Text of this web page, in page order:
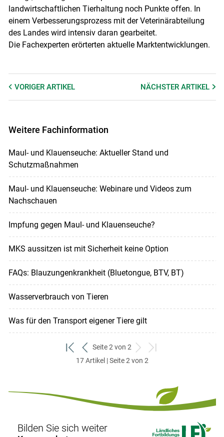
landwirtschaftlichen Tierhaltung noch Punkte offen. In
einem Verbesserungsprozess mit der Veterinärabteilung
des Landes wird intensiv daran gearbeitet.
Die Fachexperten erörterten aktuelle Marktentwicklungen.
VORIGER ARTIKEL NÄCHSTERARTIKEL
Weitere Fachinformation
Maul- und Klauenseuche: Aktueller Stand und
Schutzmaßnahmen
Maul- und Klauenseuche: Webinare und Videos zum
Nachschauen
Impfung gegen Maul- und Klauenseuche?
MKS aussitzen ist mit Sicherheit keine Option
FAQs: Blauzungenkrankheit (Bluetongue, BTV, BT)
Wasserverbrauch von Tieren
Was für den Transport eigener Tiere gilt
zum
ersten
zurück
zum
Seite 2 von 2
weiter
zum
zum
17 Artikel | Seite 2 von 2
Bilden Sie sich weiter